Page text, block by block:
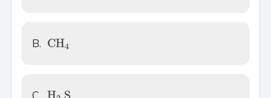
B. CH4
CH4
H S